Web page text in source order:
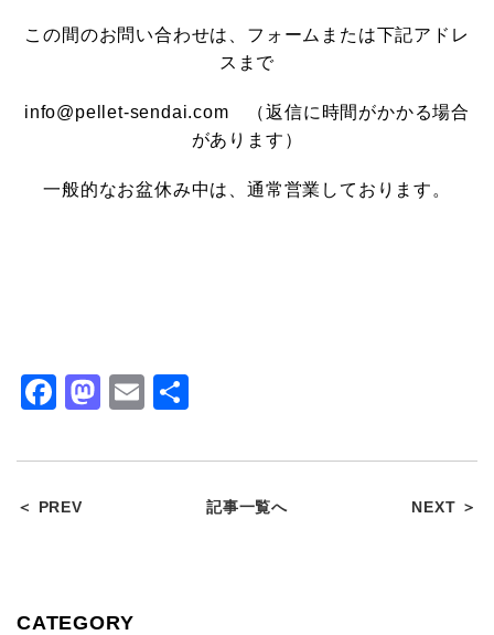
この間のお問い合わせは、フォームまたは下記アドレ
スまで
info@pellet-sendai.com （返信に時間がかかる場合
があります）
一般的なお盆休み中は、通常営業しております。
Facebook
Mastodon
Email
＜ PREV 記事一覧へ NEXT ＞
CATEGORY